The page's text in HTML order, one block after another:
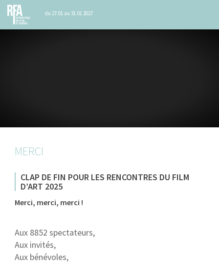
du 27.01 au 31.01 2027
MERCI
CLAP DE FIN POUR LES RENCONTRES DU FILM
D’ART 2025
Merci, merci, merci !
Aux 8852 spectateurs,
Aux invités,
Aux bénévoles,